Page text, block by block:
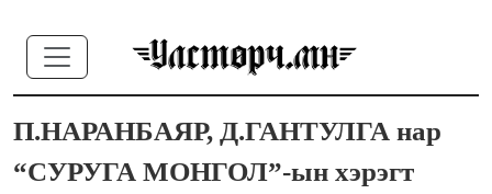
П.НАРАНБАЯР, Д.ГАНТУЛГА нар
“СУРУГА МОНГОЛ”-ын хэрэгт